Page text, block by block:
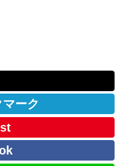
ーク